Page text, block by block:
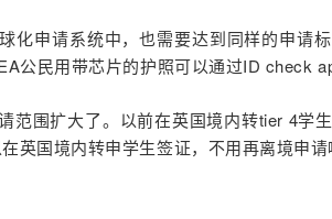
化申请系统中，也需要达到同样的申请
公民用带芯片的护照可以通过ID check
范围扩大了。以前在英国境内转tier 4学
英国境内转申学生签证，不用再离境申请